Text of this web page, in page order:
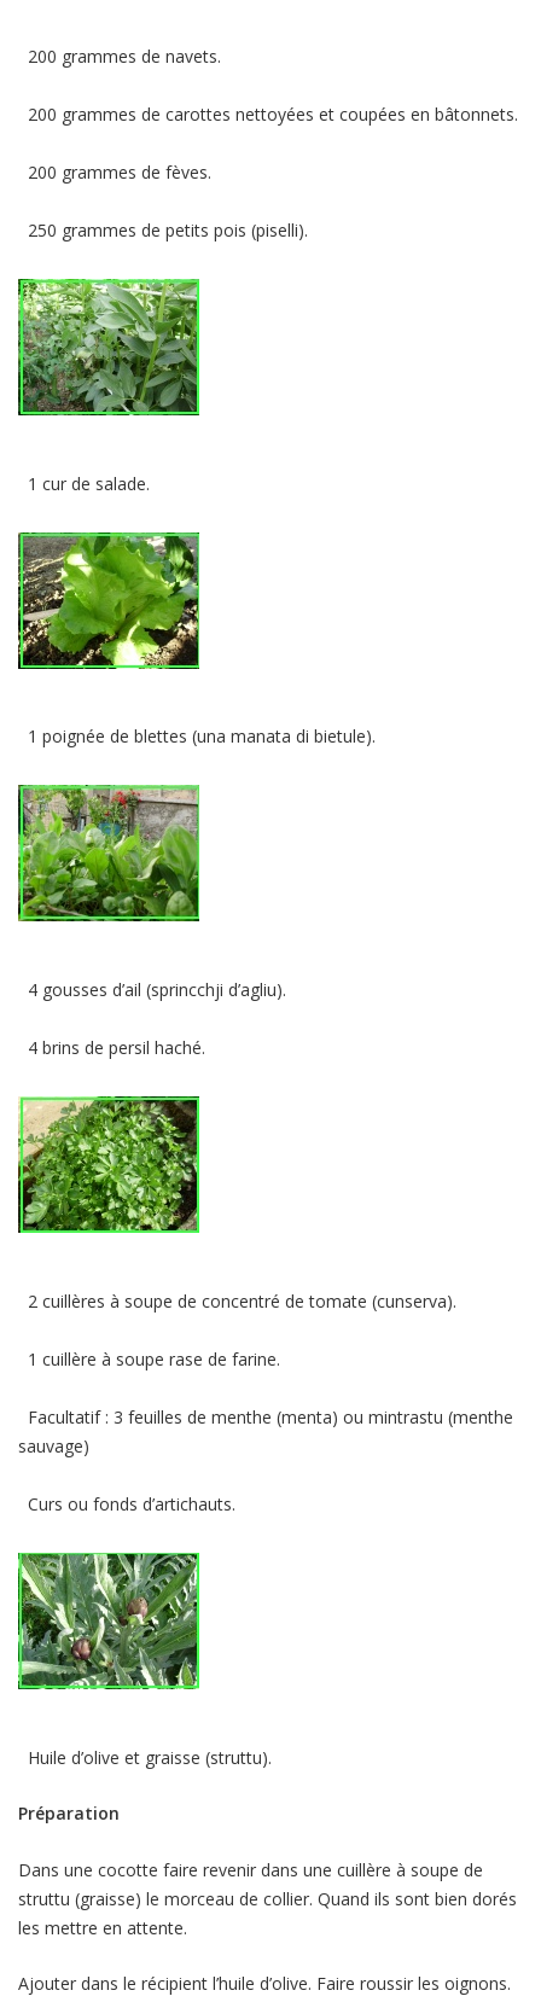
200 grammes de navets.
200 grammes de carottes nettoyées et coupées en bâtonnets.
200 grammes de fèves.
250 grammes de petits pois (piselli).
1 cur de salade.
1 poignée de blettes (una manata di bietule).
4 gousses d’ail (sprincchji d’agliu).
4 brins de persil haché.
2 cuillères à soupe de concentré de tomate (cunserva).
1 cuillère à soupe rase de farine.
Facultatif : 3 feuilles de menthe (menta) ou mintrastu (menthe
sauvage)
Curs ou fonds d’artichauts.
Huile d’olive et graisse (struttu).
Préparation
Dans une cocotte faire revenir dans une cuillère à soupe de
struttu (graisse) le morceau de collier. Quand ils sont bien dorés
les mettre en attente.
Ajouter dans le récipient l’huile d’olive. Faire roussir les oignons.